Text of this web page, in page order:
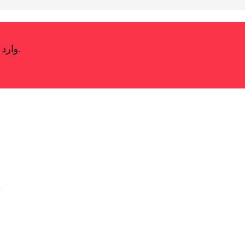
وارد شوید یا یک حساب کاربری جدید ایجاد کنید.